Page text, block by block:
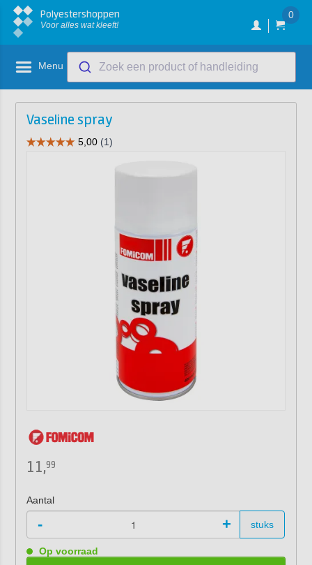
Polyestershoppen
Voor alles wat kleeft!
0
Menu Zoek een product of handleiding
Vaseline spray
11,99
Aantal
- + stuks
Op voorraad